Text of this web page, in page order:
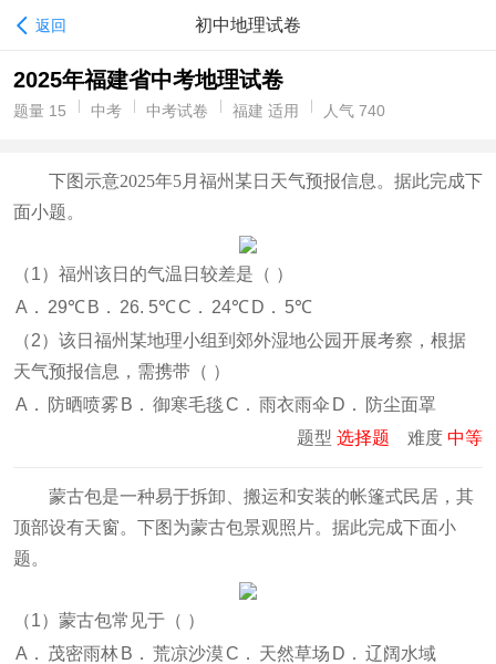
返回 初中地理试卷
2025年福建省中考地理试卷
题量 15 中考 中考试卷 福建 适用 人气 740
下图示意2025年5月福州某日天气预报信息。据此完成下
面小题。
（1）福州该日的气温日较差是（ ）
A． 29℃ B． 26. 5℃C． 24℃ D． 5℃
（2）该日福州某地理小组到郊外湿地公园开展考察，根据
天气预报信息，需携带（ ）
A．
防晒喷雾 B． 御寒毛毯 C． 雨衣雨伞 D．
防尘面罩
题型 选择题 难度 中等
蒙古包是一种易于拆卸、搬运和安装的帐篷式民居，其
顶部设有天窗。下图为蒙古包景观照片。据此完成下面小
题。
（1）蒙古包常见于（ ）
A． 茂密雨林 B． 荒凉沙漠C． 天然草场 D． 辽阔水域